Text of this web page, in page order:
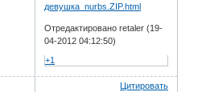
девушка_nurbs.ZIP.html
Отредактировано retaler (19-
04-2012 04:12:50)
+1
Цитировать